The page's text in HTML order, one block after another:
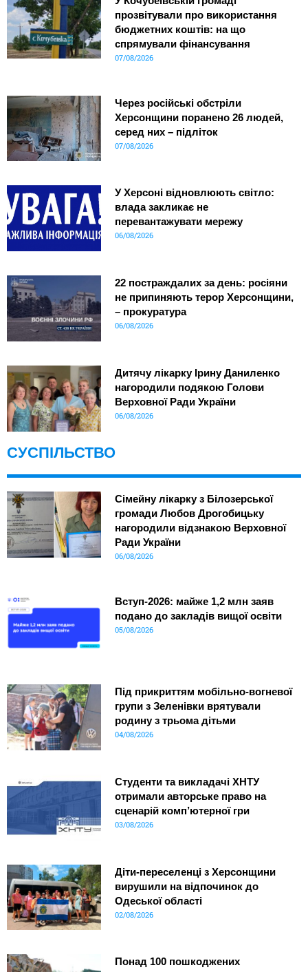
прозвітували про використання
бюджетних коштів: на що
спрямували фінансування
07/08/2026
Через російські обстріли
Херсонщини поранено 26 людей,
серед них – підліток
07/08/2026
У Херсоні відновлюють світло:
влада закликає не
перевантажувати мережу
06/08/2026
22 постраждалих за день: росіяни
не припиняють терор Херсонщини,
– прокуратура
06/08/2026
Дитячу лікарку Ірину Даниленко
нагородили подякою Голови
Верховної Ради України
06/08/2026
СУСПІЛЬСТВО
Сімейну лікарку з Білозерської
громади Любов Дрогобицьку
нагородили відзнакою Верховної
Ради України
06/08/2026
Вступ-2026: майже 1,2 млн заяв
подано до закладів вищої освіти
05/08/2026
Під прикриттям мобільно-вогневої
групи з Зеленівки врятували
родину з трьома дітьми
04/08/2026
Студенти та викладачі ХНТУ
отримали авторське право на
сценарій комп’ютерної гри
03/08/2026
Діти-переселенці з Херсонщини
вирушили на відпочинок до
Одеської області
02/08/2026
Понад 100 пошкоджених